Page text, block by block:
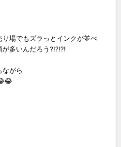
場でもズラっとインクが並べ
多いんだろう?!?!?!
ながら